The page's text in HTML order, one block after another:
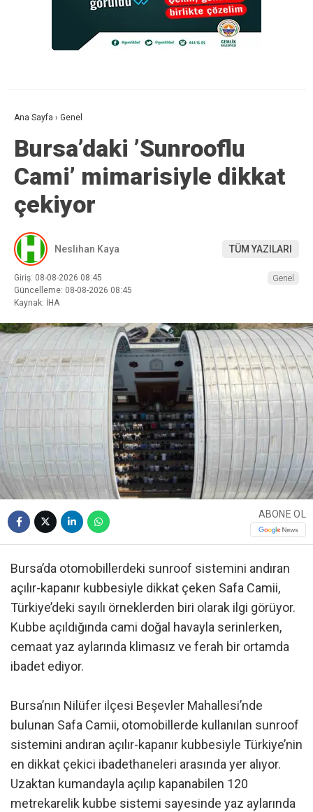
Ana Sayfa › Genel
Bursa’daki ’Sunrooflu
Cami’ mimarisiyle dikkat
çekiyor
Neslihan Kaya TÜM YAZILARI
Giriş: 08-08-2026 08:45
Güncelleme: 08-08-2026 08:45
Kaynak: İHA
Genel
ABONE OL
Bursa’da otomobillerdeki sunroof sistemini andıran
açılır-kapanır kubbesiyle dikkat çeken Safa Camii,
Türkiye’deki sayılı örneklerden biri olarak ilgi görüyor.
Kubbe açıldığında cami doğal havayla serinlerken,
cemaat yaz aylarında klimasız ve ferah bir ortamda
ibadet ediyor.
Bursa’nın Nilüfer ilçesi Beşevler Mahallesi’nde
bulunan Safa Camii, otomobillerde kullanılan sunroof
sistemini andıran açılır-kapanır kubbesiyle Türkiye’nin
en dikkat çekici ibadethaneleri arasında yer alıyor.
Uzaktan kumandayla açılıp kapanabilen 120
metrekarelik kubbe sistemi sayesinde yaz aylarında